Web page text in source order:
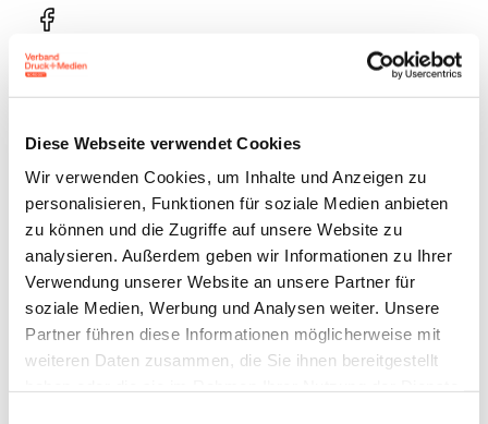
Diese Webseite verwendet Cookies
Wir verwenden Cookies, um Inhalte und Anzeigen zu
personalisieren, Funktionen für soziale Medien anbieten
zu können und die Zugriffe auf unsere Website zu
analysieren. Außerdem geben wir Informationen zu Ihrer
Verwendung unserer Website an unsere Partner für
soziale Medien, Werbung und Analysen weiter. Unsere
Partner führen diese Informationen möglicherweise mit
weiteren Daten zusammen, die Sie ihnen bereitgestellt
Facebook
Plattform
X
Natives
Sharing
E-
Mail
Drucker